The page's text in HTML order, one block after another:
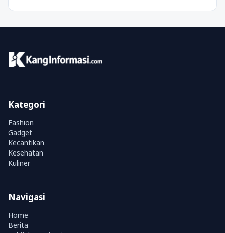
Kategori
Fashion
Gadget
Kecantikan
Kesehatan
Kuliner
Navigasi
Home
Berita